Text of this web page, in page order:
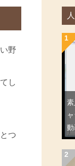
野
し
つ